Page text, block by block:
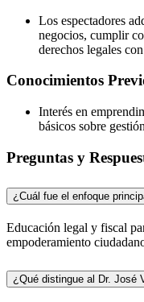
Los espectadores
negocios, cumplir
derechos legales
Conocimientos
Interés en
básicos sobre
Preguntas y
¿Cuál fue el enfoque
Educación legal y fiscal
empoderamiento
¿Qué distingue al Dr. José